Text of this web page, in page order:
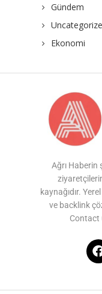
Gündem
Ekonomi
Ağrı Haberin
kaynağıdır.
ve backlink
Contact